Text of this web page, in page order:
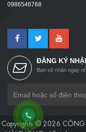
0986546768
ĐĂNG KÝ
Bạn sẽ nhận ngay
Copyrights © 2026 CÔNG